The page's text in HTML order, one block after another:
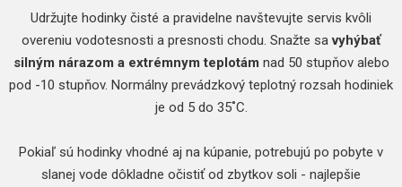
Udržujte hodinky čisté a pravidelne navštevujte servis kvôli
overeniu vodotesnosti a presnosti chodu. Snažte savyhýbať
silným nárazom a extrémnym teplotám nad 50 stupňov alebo
pod -10 stupňov. Normálny prevádzkový teplotný rozsah hodiniek
je od 5 do 35˚C.
Pokiaľ sú hodinky vhodné aj na kúpanie, potrebujú po pobyte v
slanej vode dôkladne očistiť od zbytkov soli - najlepšie